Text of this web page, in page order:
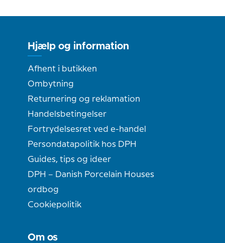
Hjælp og information
Afhent i butikken
Ombytning
Returnering og reklamation
Handelsbetingelser
Fortrydelsesret ved e-handel
Persondatapolitik hos DPH
Guides, tips og ideer
DPH – Danish Porcelain Houses
ordbog
Cookiepolitik
Om os